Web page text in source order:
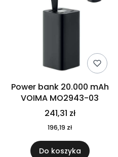
Power bank 20.000 mAh
VOIMA MO2943-03
241,31 zł
196,19 zł
Do koszyka